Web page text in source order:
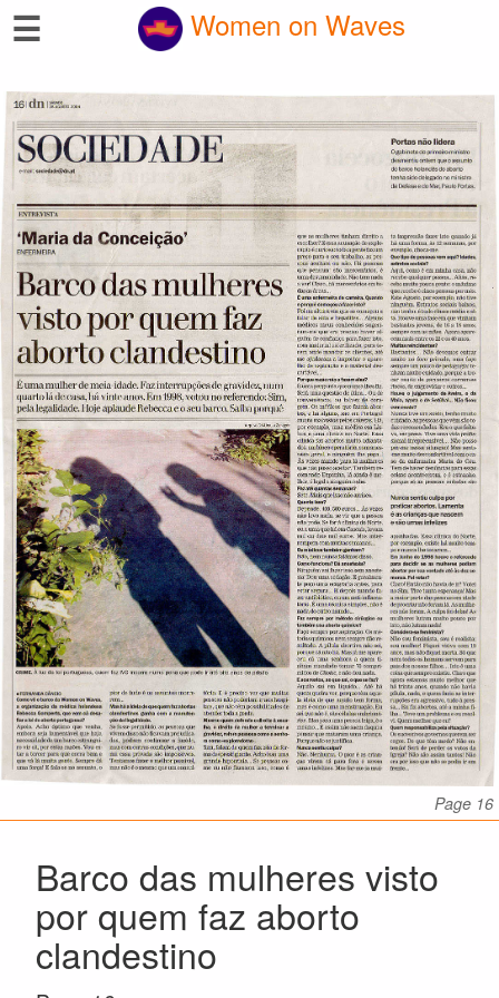
☰ Women on Waves
Page 16
Barco das mulheres visto
por quem faz aborto
clandestino